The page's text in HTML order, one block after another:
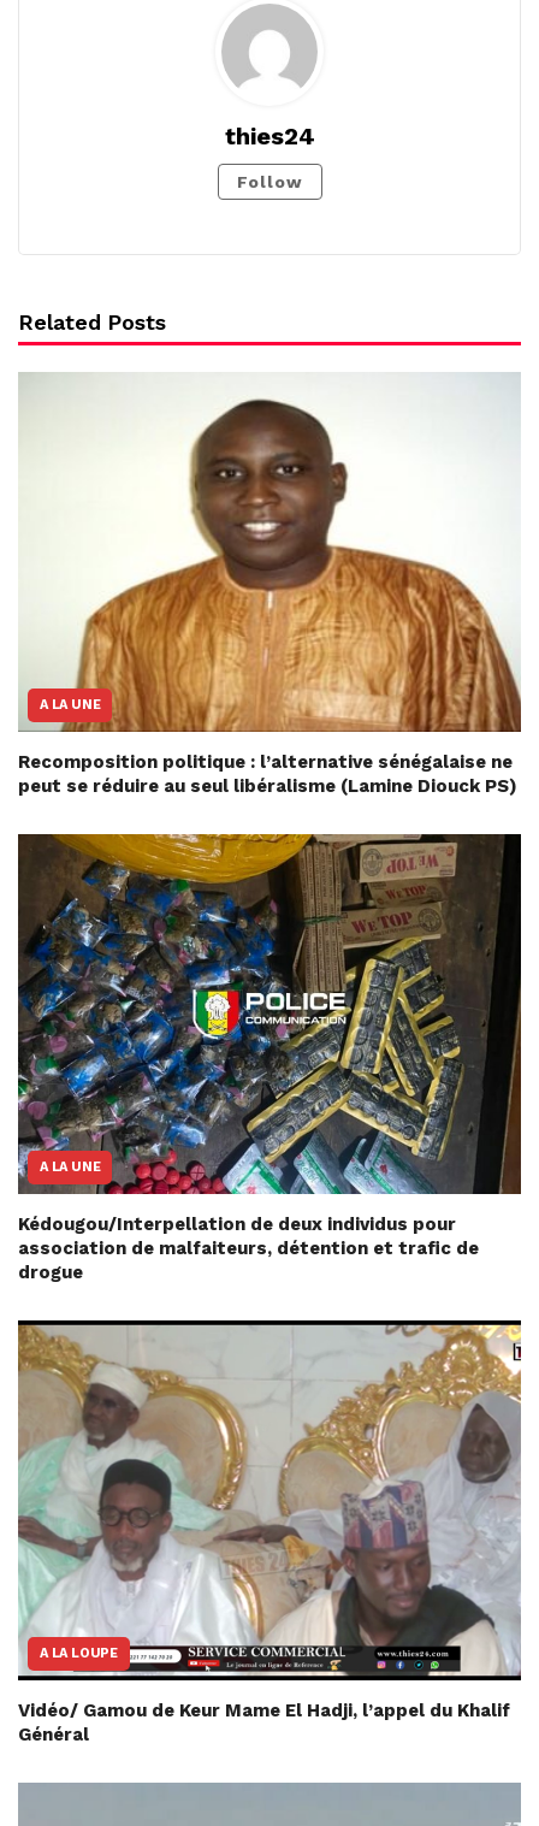
thies24
Follow
Related Posts
A LA UNE
Recomposition politique : l’alternative sénégalaise ne
peut se réduire au seul libéralisme (Lamine Diouck PS)
A LA UNE
Kédougou/Interpellation de deux individus pour
association de malfaiteurs, détention et trafic de
drogue
A LA LOUPE
Vidéo/ Gamou de Keur Mame El Hadji, l’appel du Khalif
Général